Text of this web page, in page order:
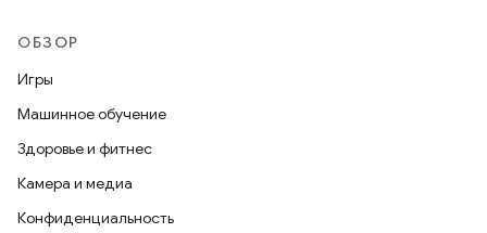
ОБЗОР
Игры
Машинное обучение
Здоровье и фитнес
Камера и медиа
Конфиденциальность